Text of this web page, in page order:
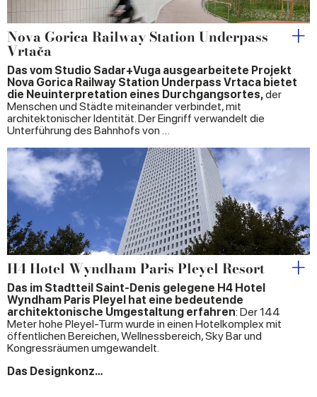
Nova Gorica Railway Station Underpass
Vrtača
Das vom Studio Sadar+Vuga ausgearbeitete Projekt
Nova Gorica Railway Station Underpass Vrtaca bietet
die Neuinterpretation eines Durchgangsortes,der
Menschen und Städte miteinander verbindet, mit
architektonischer Identität. Der Eingriff verwandelt die
Unterführung des Bahnhofs von …
H4 Hotel Wyndham Paris Pleyel Resort
Das im Stadtteil Saint-Denis gelegene H4 Hotel
Wyndham Paris Pleyel hat eine bedeutende
architektonische Umgestaltung erfahren: Der 144
Meter hohe Pleyel-Turm wurde in einen Hotelkomplex mit
öffentlichen Bereichen, Wellnessbereich, Sky Bar und
Kongressräumen umgewandelt.
Das Designkonz…